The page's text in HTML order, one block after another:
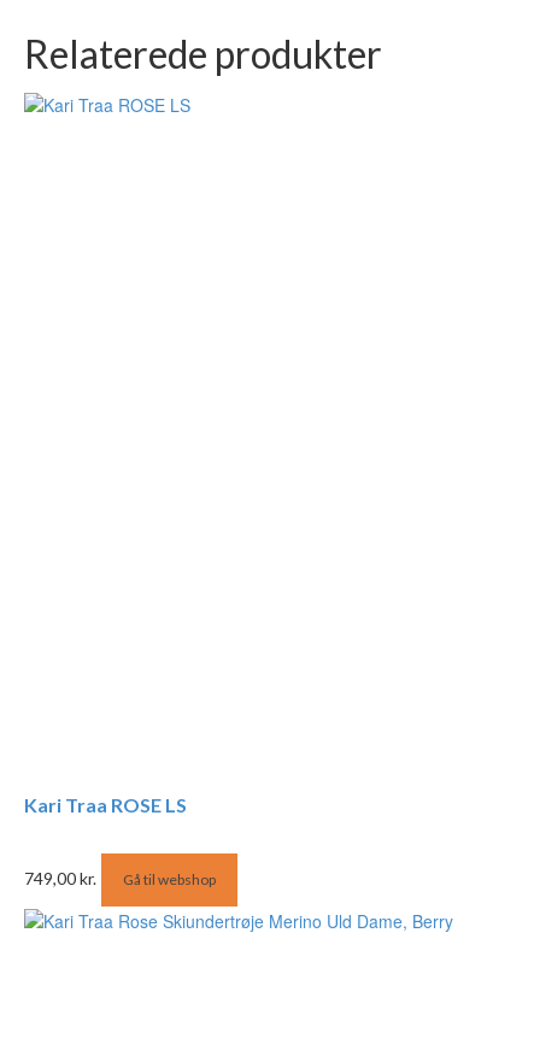
Relaterede produkter
Kari Traa ROSE LS
749,00kr. Gå til webshop